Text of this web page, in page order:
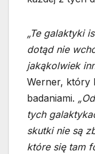
„Te galaktyki
dotąd nie
jakąkolwiek
Werner, który
badaniami.
tych
skutki nie są
które się tam